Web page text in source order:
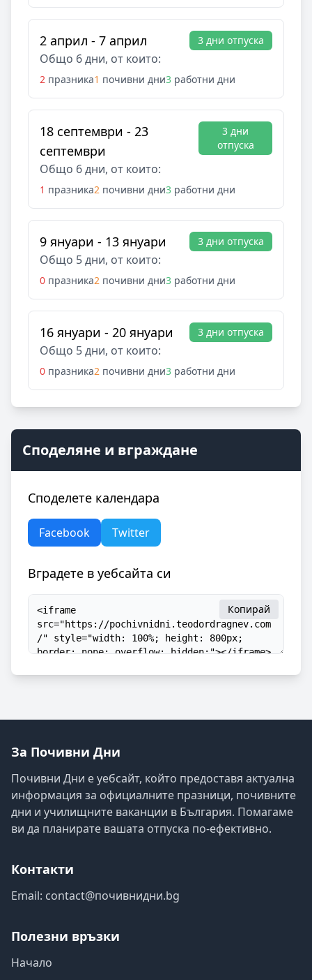
2 април - 7 април
Общо 6 дни, от които:
3 дни отпуска
2 празника1 почивни дни3 работни дни
18 септември - 23
септември
Общо 6 дни, от които:
3 дни
отпуска
1 празника2 почивни дни3 работни дни
9 януари - 13 януари
Общо 5 дни, от които:
3 дни отпуска
0 празника2 почивни дни3 работни дни
16 януари - 20 януари
Общо 5 дни, от които:
3 дни отпуска
0 празника2 почивни дни3 работни дни
Споделяне и вграждане
Споделете календара
Facebook Twitter
Вградете в уебсайта си
Копирай
За Почивни Дни
Почивни Дни е уебсайт, който предоставя актуална
информация за официалните празници, почивните
дни и училищните ваканции в България. Помагаме
ви да планирате вашата отпуска по-ефективно.
Контакти
Email: contact@почивнидни.bg
Полезни връзки
Начало